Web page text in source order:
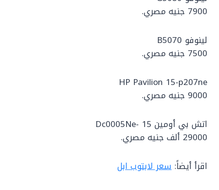
7900 جنيه مصري.
لينوفو B5070
7500 جنيه مصري.
HP Pavilion 15-p207ne
9000 جنيه مصري.
اتش بي أومين Dc0005Ne- 15
29000 ألف جنيه مصري.
اقرأ أيضاً: سعر لابتوب ابل